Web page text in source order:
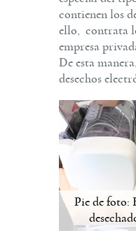
contienen los
ello, contrata
empresa
De esta
desechos
Pie de foto: